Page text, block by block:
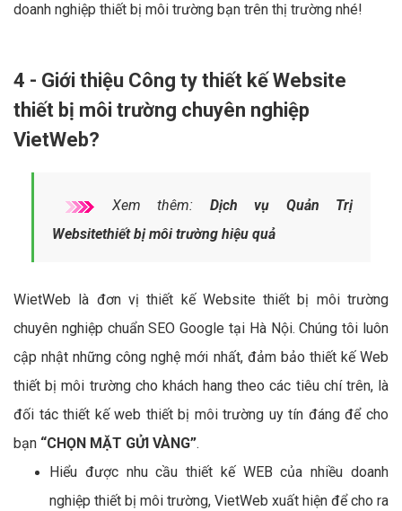
doanh nghiệp thiết bị môi trường bạn trên thị trường nhé!
4 - Giới thiệu Công ty thiết kế Website
thiết bị môi trường chuyên nghiệp
VietWeb?
Xem thêm: Dịch vụ Quản Trị
Websitethiết bị môi trường hiệu quả
WietWeb là đơn vị thiết kế Website thiết bị môi trường
chuyên nghiệp chuẩn SEO Google tại Hà Nội. Chúng tôi luôn
cập nhật những công nghệ mới nhất, đảm bảo thiết kế Web
thiết bị môi trường cho khách hang theo các tiêu chí trên, là
đối tác thiết kế web thiết bị môi trường uy tín đáng để cho
bạn “CHỌN MẶT GỬI VÀNG”.
Hiểu được nhu cầu thiết kế WEB của nhiều doanh
nghiệp thiết bị môi trường, VietWeb xuất hiện để cho ra